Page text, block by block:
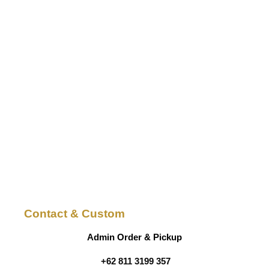
Contact & Custom
Admin Order & Pickup
+62 811 3199 357